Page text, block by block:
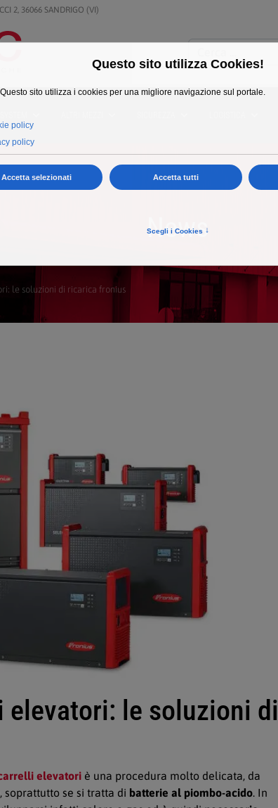
2, 36066 SANDRIGO (VI)
Cerca
News
le soluzioni di ricarica fronius
elevatori: le soluzioni di
elevatori è una procedura molto delicata, da
se si tratta di batterie al piombo-acido. In